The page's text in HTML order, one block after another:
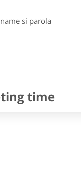
si parola
time